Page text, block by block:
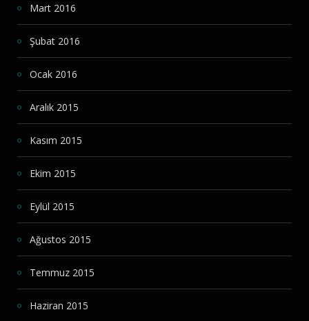
Mart 2016
Şubat 2016
Ocak 2016
Aralık 2015
Kasım 2015
Ekim 2015
Eylül 2015
Ağustos 2015
Temmuz 2015
Haziran 2015